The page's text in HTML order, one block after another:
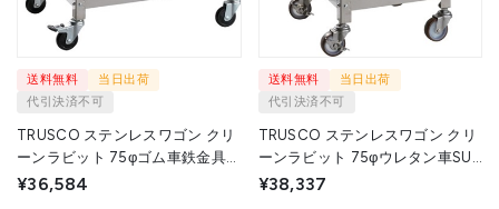
送料無料
当日出荷
代引決済不可
TRUSCO ステンレスワゴン クリ
ーンラビット 75φゴム車鉄金具
600×400×H600 2段 CRB-662 1
¥36,584
送料無料
当日出荷
代引決済不可
TRUSCO ステンレスワゴン クリ
ーンラビット 75φウレタン車SUS
金具 360×360×H600 2段 CRB-
¥38,337